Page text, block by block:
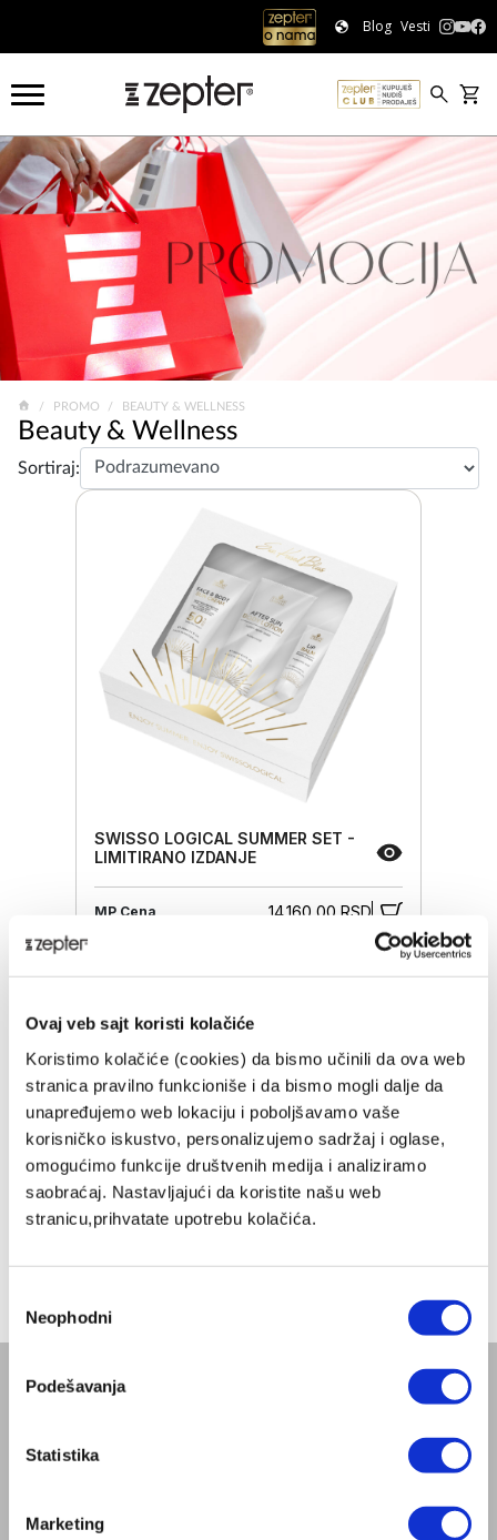
Ovaj veb sajt koristi kolačiće
Koristimo kolačiće (cookies) da bismo učinili da ova web
stranica pravilno funkcioniše i da bismo mogli dalje da
unapređujemo web lokaciju i poboljšavamo vaše
korisničko iskustvo, personalizujemo sadržaj i oglase,
omogućimo funkcije društvenih medija i analiziramo
saobraćaj. Nastavljajući da koristite našu web
stranicu,prihvatate upotrebu kolačića.
сагласности
Neophodni
Podešavanja
Statistika
Marketing
Blog Vesti
PROMO BEAUTY & WELLNESS
Beauty & Wellness
Sortiraj:
SWISSO LOGICAL SUMMER SET -
LIMITIRANO IZDANJE
MP Cena 14.160,00 RSD
ZepterClub Partner -20%
Registruj se / Uloguj se
Kupuješ od -5% do -40%
Blog
Kontakt